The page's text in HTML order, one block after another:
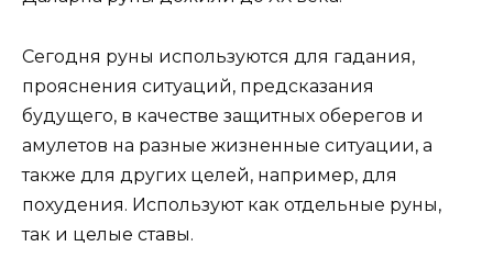
Сегодня руны используются для гадания,
прояснения ситуаций, предсказания
будущего, в качестве защитных оберегов и
амулетов на разные жизненные ситуации, а
также для других целей, например, для
похудения. Используют как отдельные руны,
так и целые ставы.